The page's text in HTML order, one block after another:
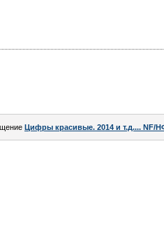
Цифры красивые. 2014 и т.д.... NF/